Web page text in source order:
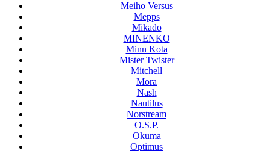
Meiho Versus
Mepps
Mikado
MINENKO
Minn Kota
Mister Twister
Mitchell
Mora
Nash
Nautilus
Norstream
O.S.P.
Okuma
Optimus